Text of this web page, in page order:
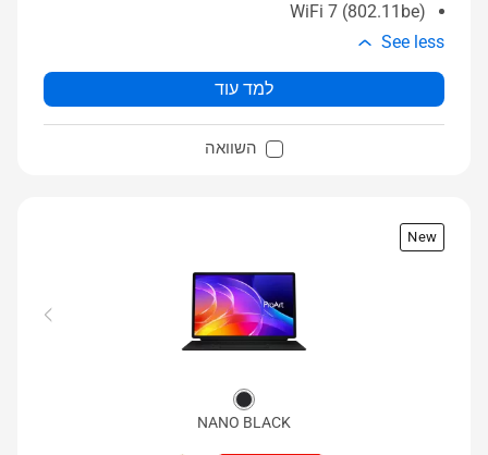
WiFi 7 (802.11be)
See less
למד עוד
השוואה
New
NANO BLACK